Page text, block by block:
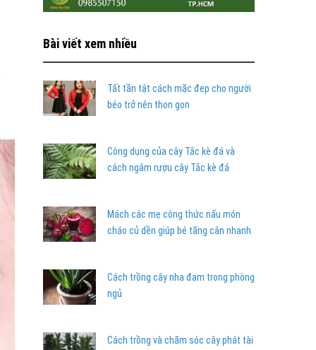
Bài viết xem nhiều
Tất tần tật cách mặc đẹp cho người
béo trở nên thon gọn
Công dụng của cây Tắc kè đá và
cách ngâm rượu cây Tắc kè đá
Mách các mẹ công thức nấu món
cháo củ dền giúp bé tăng cân nhanh
Cách trồng cây nha đam trong phòng
ngủ
Cách trồng và chăm sóc cây phát tài